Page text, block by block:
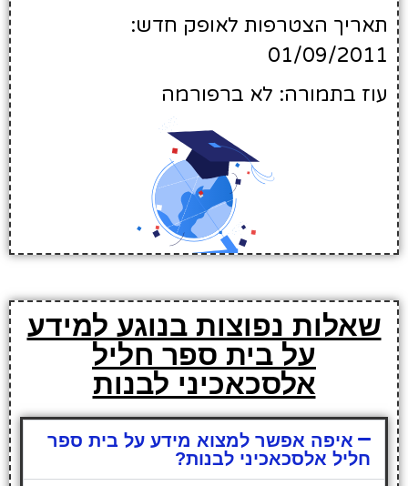
תאריך הצטרפות לאופק חדש:
01/09/2011
עוז בתמורה: לא ברפורמה
שאלות נפוצות בנוגע למידע
על בית ספר חליל
אלסכאכיני לבנות
איפה אפשר למצוא מידע על בית ספר
חליל אלסכאכיני לבנות?